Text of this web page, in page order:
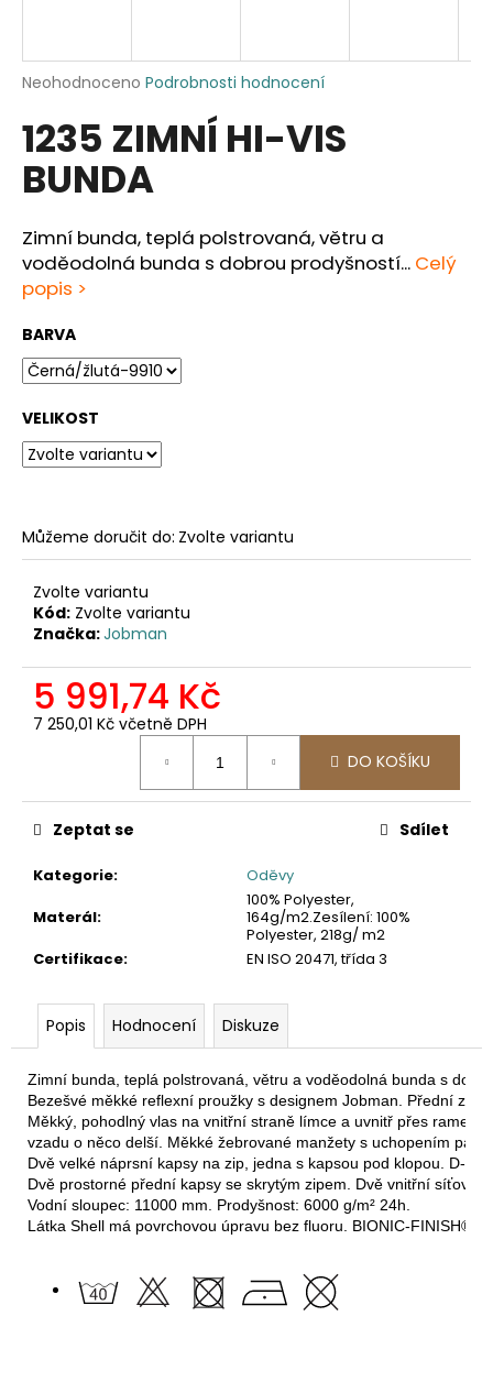
Průměrné
produktu
0,0
hvězdiček.
Neohodnoceno Podrobnosti hodnocení
1235 ZIMNÍ HI-VIS
BUNDA
Zimní bunda, teplá polstrovaná, větru a
voděodolná bunda s dobrou prodyšností... Celý
popis >
BARVA
VELIKOST
Můžeme doručit do: Zvolte variantu
Zvolte variantu
Kód: Zvolte variantu
Značka:Jobman
5 991,74 Kč
7 250,01 Kč včetně DPH
DO KOŠÍKU
Kategorie:
Oděvy
Materál:
100% Polyester,
164g/m2.Zesílení: 100%
Polyester, 218g/ m2
Certifikace: EN ISO 20471, třída 3
Zeptat se Sdílet
Popis Hodnocení Diskuze
Zimní bunda, teplá polstrovaná, větru a voděodolná bunda s
Bezešvé měkké reflexní proužky s designem Jobman. Přední
Měkký, pohodlný vlas na vnitřní straně límce a uvnitř přes
vzadu o něco delší. Měkké žebrované manžety s uchopením
Dvě velké náprsní kapsy na zip, jedna s kapsou pod klopou. D-
Dvě prostorné přední kapsy se skrytým zipem. Dvě vnitřní
Vodní sloupec: 11000 mm. Prodyšnost: 6000 g/m² 24h.
Látka Shell má povrchovou úpravu bez fluoru. BIONIC-FINISH®
j
í
?
HLEDAT
D
o
o
r
u
j
e
m
e
2422
SOFTSHELLOVÁ
BUNDA